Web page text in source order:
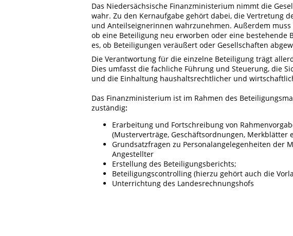
Das Niedersächsische Finanzministerium nimmt die
wahr. Zu den Kernaufgabe gehört dabei, die Vertretung
und Anteilseignerinnen wahrzunehmen. Außerdem
ob eine Beteiligung neu erworben oder eine
es, ob Beteiligungen veräußert oder Gesellschaften
Die Verantwortung für die einzelne Beteiligung trägt
Dies umfasst die fachliche Führung und Steuerung, die
und die Einhaltung haushaltsrechtlicher und
Das Finanzministerium ist im Rahmen des
zuständig:
Erarbeitung und Fortschreibung von
(Musterverträge, Geschäftsordnungen, Merkblätter
Grundsatzfragen zu Personalangelegenheiten der
Angestellter
Erstellung des Beteiligungsberichts;
Beteiligungscontrolling (hierzu gehört auch die
Unterrichtung des Landesrechnungshofs